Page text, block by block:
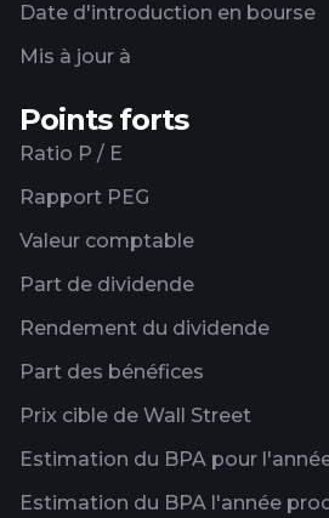
Date d'introduction en bourse
Mis à jour à
Points forts
Ratio P / E
Rapport PEG
Valeur comptable
Part de dividende
Rendement du dividende
Part des bénéfices
Prix ​​cible de Wall Street
Estimation du BPA pour
Estimation du BPA l'année